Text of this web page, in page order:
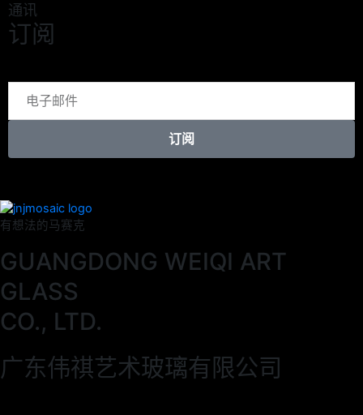
通讯
订阅
订阅
有想法的马赛克
GUANGDONG WEIQI ART
GLASS
CO., LTD.
广东伟祺艺术玻璃有限公司